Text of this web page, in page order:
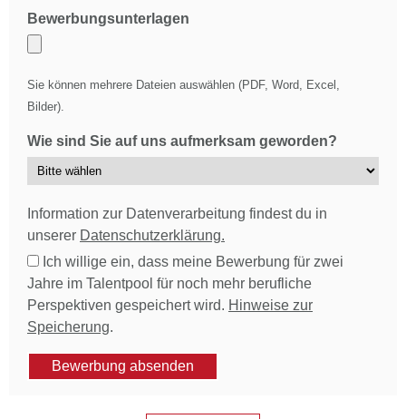
Bewerbungsunterlagen
Sie können mehrere Dateien auswählen (PDF, Word, Excel,
Bilder).
Wie sind Sie auf uns aufmerksam geworden?
Information zur Datenverarbeitung findest du in
unserer Datenschutzerklärung.
Ich willige ein, dass meine Bewerbung für zwei
Jahre im Talentpool für noch mehr berufliche
Perspektiven gespeichert wird. Hinweise zur
Speicherung.
Bewerbung absenden